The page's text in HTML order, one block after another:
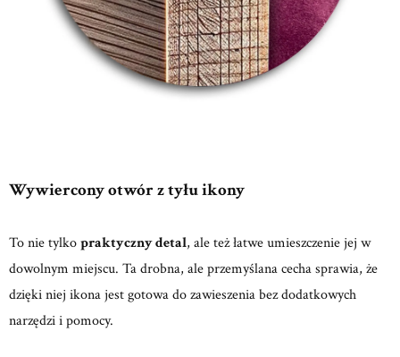
Wywiercony otwór z tyłu ikony
To nie tylkopraktyczny detal, ale też łatwe umieszczenie jej w
dowolnym miejscu. Ta drobna, ale przemyślana cecha sprawia, że
dzięki niej ikona jest gotowa do zawieszenia bez dodatkowych
narzędzi i pomocy.